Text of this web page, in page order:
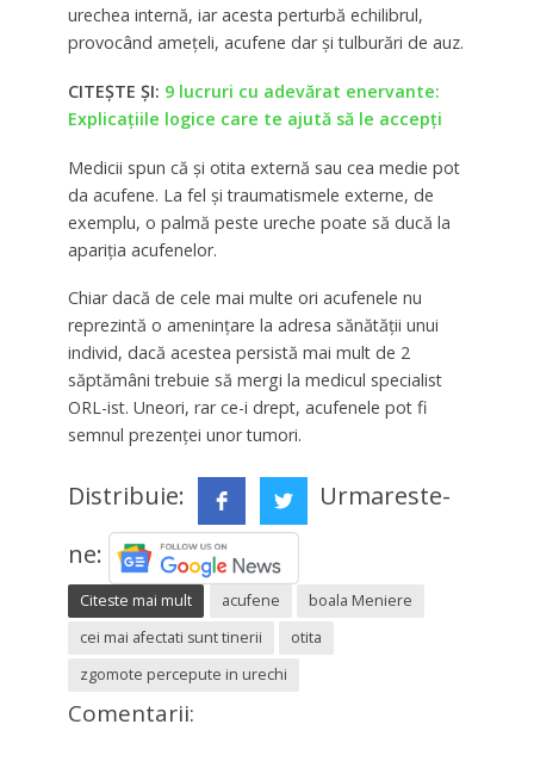
urechea internă, iar acesta perturbă echilibrul,
provocând amețeli, acufene dar și tulburări de auz.
CITEȘTE ȘI: 9 lucruri cu adevărat enervante:
Explicațiile logice care te ajută să le accepți
Medicii spun că și otita externă sau cea medie pot
da acufene. La fel și traumatismele externe, de
exemplu, o palmă peste ureche poate să ducă la
apariția acufenelor.
Chiar dacă de cele mai multe ori acufenele nu
reprezintă o amenințare la adresa sănătății unui
individ, dacă acestea persistă mai mult de 2
săptămâni trebuie să mergi la medicul specialist
ORL-ist. Uneori, rar ce-i drept, acufenele pot fi
semnul prezenței unor tumori.
Distribuie:
Urmareste-
ne:
Citeste mai mult acufene
boala Meniere
cei mai afectati sunt tinerii
otita
zgomote percepute in urechi
Comentarii: